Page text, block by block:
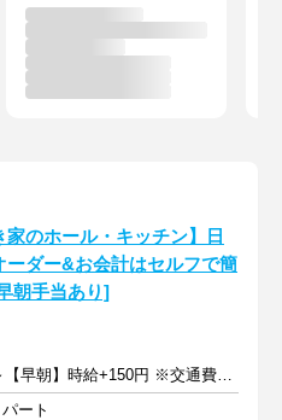
家のホール・キッチン】日
ーダー&お会計はセルフで簡
朝手当あり]
時給1180円～【早朝】時給+150円 ※交通費支給
ート